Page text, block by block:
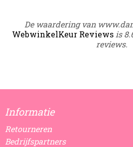
De waardering van
WebwinkelKeur Reviews is
reviews.
Informatie
Retourneren
Bedrijfspartners